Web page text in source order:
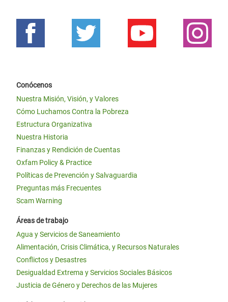
Conócenos
Nuestra Misión, Visión, y Valores
Cómo Luchamos Contra la Pobreza
Estructura Organizativa
Nuestra Historia
Finanzas y Rendición de Cuentas
Oxfam Policy & Practice
Políticas de Prevención y Salvaguardia
Preguntas más Frecuentes
Scam Warning
Áreas de trabajo
Agua y Servicios de Saneamiento
Alimentación, Crisis Climática, y Recursos Naturales
Conflictos y Desastres
Desigualdad Extrema y Servicios Sociales Básicos
Justicia de Género y Derechos de las Mujeres